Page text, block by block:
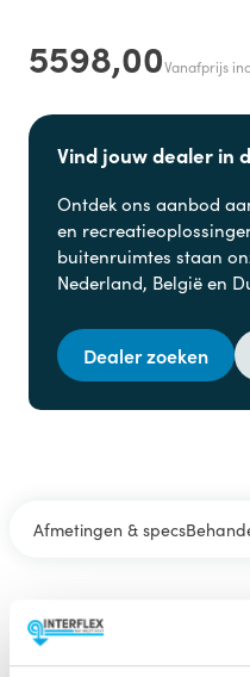
5598,00Vanafprijs
Vind jouw dealer in
Ontdek ons aanbod
en
buitenruimtes staan
Nederland, België en
Dealer zoeken
Afmetingen & specs
Afmetingen & specs